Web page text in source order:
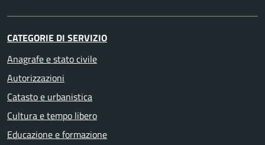
CATEGORIE DI SERVIZIO
Anagrafe e stato civile
Autorizzazioni
Catasto e urbanistica
Cultura e tempo libero
Educazione e formazione